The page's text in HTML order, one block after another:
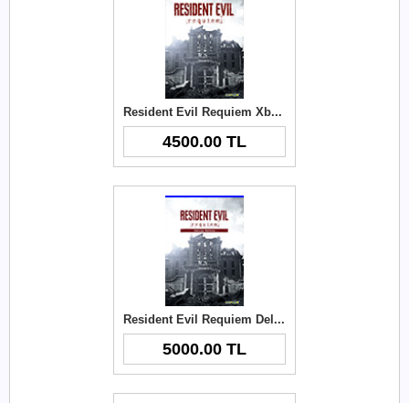
Resident Evil Requiem Xbox Key
4500.00 TL
Resident Evil Requiem Deluxe Edition Xbox Key
5000.00 TL